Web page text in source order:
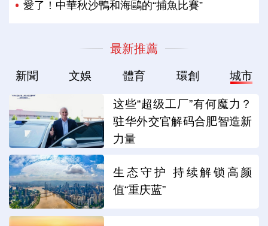
愛了！中華秋沙鴨和海鷗的“捕魚比賽”
最新推薦
新聞 文娛 體育 環創 城市
这些“超级工厂”有何魔力？
驻华外交官解码合肥智造新
力量
生态守护 持续解锁高颜
值“重庆蓝”